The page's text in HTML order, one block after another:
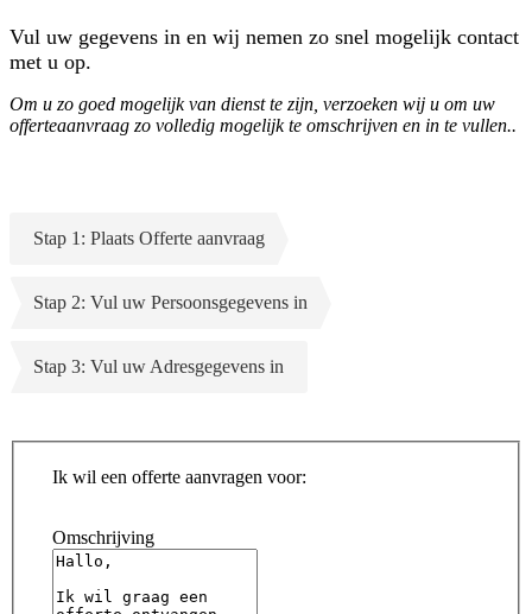
Vul uw gegevens in en wij nemen zo snel mogelijk contact
met u op.
Om u zo goed mogelijk van dienst te zijn, verzoeken wij u om uw
offerteaanvraag zo volledig mogelijk te omschrijven en in te vullen..
Stap 1: Plaats Offerte aanvraag
Stap 2: Vul uw Persoonsgegevens in
Stap 3: Vul uw Adresgegevens in
Ik wil een offerte aanvragen voor:
Omschrijving